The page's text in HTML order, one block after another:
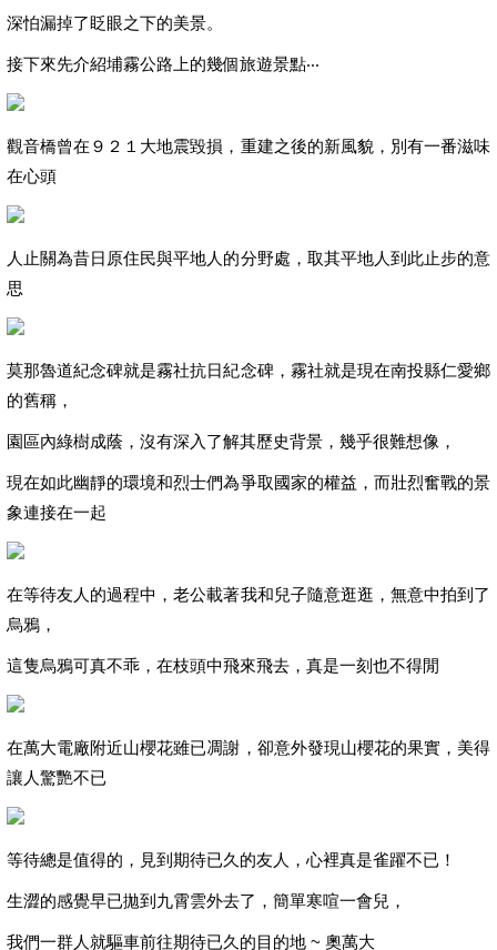
深怕漏掉了眨眼之下的美景。
接下來先介紹埔霧公路上的幾個旅遊景點‧‧‧
觀音橋曾在９２１大地震毀損，重建之後的新風貌，別有一番滋味
在心頭
人止關為昔日原住民與平地人的分野處，取其平地人到此止步的意
思
莫那魯道紀念碑就是霧社抗日紀念碑，霧社就是現在南投縣仁愛鄉
的舊稱，
園區內綠樹成蔭，沒有深入了解其歷史背景，幾乎很難想像，
現在如此幽靜的環境和烈士們為爭取國家的權益，而壯烈奮戰的景
象連接在一起
在等待友人的過程中，老公載著我和兒子隨意逛逛，無意中拍到了
烏鴉，
這隻烏鴉可真不乖，在枝頭中飛來飛去，真是一刻也不得閒
在萬大電廠附近山櫻花雖已凋謝，卻意外發現山櫻花的果實，美得
讓人驚艷不已
等待總是值得的，見到期待已久的友人，心裡真是雀躍不已！
生澀的感覺早已拋到九霄雲外去了，簡單寒喧一會兒，
我們一群人就驅車前往期待已久的目的地 ~ 奧萬大